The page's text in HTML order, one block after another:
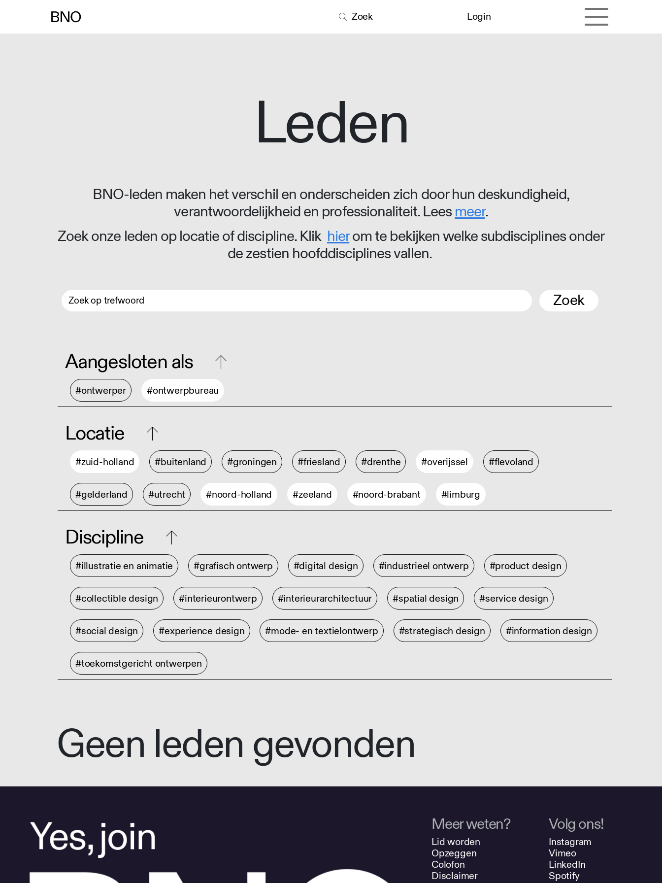
Zoek Login
Leden
BNO-leden maken het verschil en onderscheiden zich door hun deskundigheid,
verantwoordelijkheid en professionaliteit. Leesmeer.
Zoek onze leden op locatie of discipline. Klik hierom te bekijken welke subdisciplines onder
de zestien hoofddisciplines vallen.
Zoek
Aangesloten als
#ontwerper #ontwerpbureau
Locatie
#zuid-holland #buitenland #groningen #friesland #drenthe #overijssel #flevoland
#gelderland #utrecht #noord-holland #zeeland #noord-brabant #limburg
Discipline
#illustratie en animatie #grafisch ontwerp #digital design #industrieel ontwerp #product design
#collectible design #interieurontwerp #interieurarchitectuur #spatial design #service design
#social design #experience design #mode- en textielontwerp #strategisch design #information design
#toekomstgericht ontwerpen
Geen leden gevonden
Meer weten?
Lid worden
Opzeggen
Colofon
Disclaimer
Volg ons!
Instagram
Vimeo
LinkedIn
Spotify